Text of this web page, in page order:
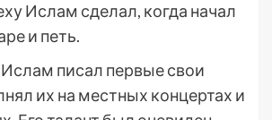
Ислам сделал, когда начал
и петь.
писал первые свои
их на местных концертах и